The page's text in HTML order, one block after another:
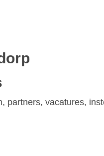
partners, vacatures,